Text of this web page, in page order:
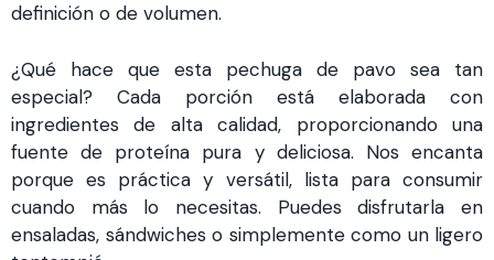
definición o de volumen.
¿Qué hace que esta pechuga de pavo sea tan
especial? Cada porción está elaborada con
ingredientes de alta calidad, proporcionando una
fuente de proteína pura y deliciosa. Nos encanta
porque es práctica y versátil, lista para consumir
cuando más lo necesitas. Puedes disfrutarla en
ensaladas, sándwiches o simplemente como un ligero